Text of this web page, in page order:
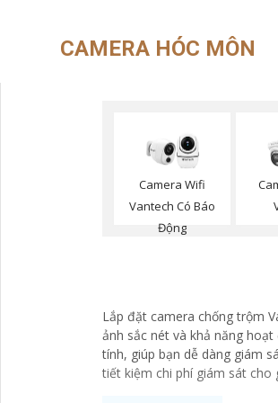
CAMERA HÓC MÔN
Camera Wifi
Vantech Có Báo
Động
Lắp đặt camera chống trộm
ảnh sắc nét và khả năng
tính, giúp bạn dễ dàng giám
tiết kiệm chi phí giám sát cho